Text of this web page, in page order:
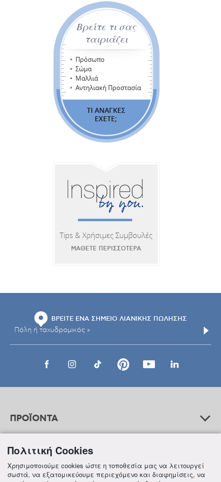
Βρείτε τι σας
ταιριάζει
Πρόσωπο
Σώμα
Μαλλιά
Αντηλιακή Προστασία
ΤΙ ΑΝΑΓΚΕΣ
ΕΧΕΤΕ;
Tips & Χρήσιμες Συμβουλές
ΜΑΘΕΤΕ ΠΕΡΙΣΣΟΤΕΡΑ
ΒΡΕΙΤΕ ΕΝΑ ΣΗΜΕΙΟ ΛΙΑΝΙΚΗΣ ΠΩΛΗΣΗΣ
ΠΡΟΪΟΝΤΑ
ΒΟΗΘΕΙΑ
Πολιτική Cookies
Χρησιμοποιούμε cookies ώστε η τοποθεσία μας να λειτουργεί
σωστά, να εξατομικεύουμε περιεχόμενο και διαφημίσεις, να